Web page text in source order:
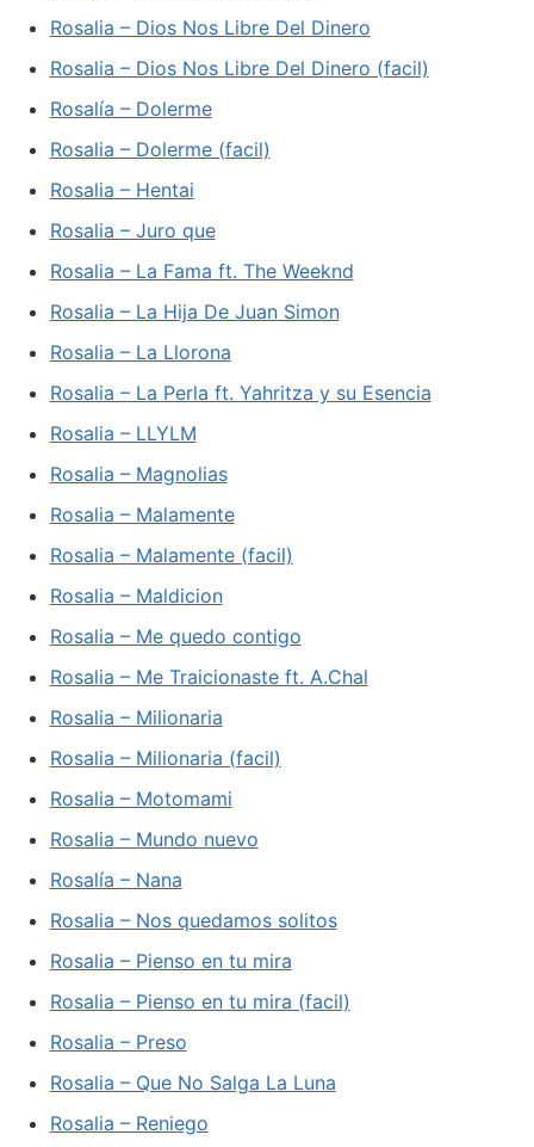
Rosalia – Dios Nos Libre Del Dinero
Rosalia – Dios Nos Libre Del Dinero (facil)
Rosalía – Dolerme
Rosalia – Dolerme (facil)
Rosalia – Hentai
Rosalia – Juro que
Rosalia – La Fama ft. The Weeknd
Rosalia – La Hija De Juan Simon
Rosalia – La Llorona
Rosalia – La Perla ft. Yahritza y su Esencia
Rosalia – LLYLM
Rosalia – Magnolias
Rosalia – Malamente
Rosalia – Malamente (facil)
Rosalia – Maldicion
Rosalia – Me quedo contigo
Rosalia – Me Traicionaste ft. A.Chal
Rosalia – Milionaria
Rosalia – Milionaria (facil)
Rosalia – Motomami
Rosalia – Mundo nuevo
Rosalía – Nana
Rosalia – Nos quedamos solitos
Rosalia – Pienso en tu mira
Rosalia – Pienso en tu mira (facil)
Rosalia – Preso
Rosalia – Que No Salga La Luna
Rosalia – Reniego